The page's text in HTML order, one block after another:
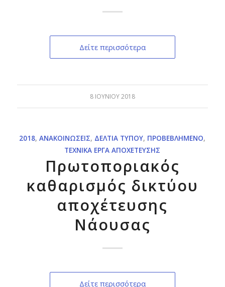
Δείτε περισσότερα
8 ΙΟΥΝΊΟΥ 2018
2018,ΑΝΑΚΟΙΝΏΣΕΙΣ, ΔΕΛΤΊΑ ΤΎΠΟΥ, ΠΡΟΒΕΒΛΗΜΈΝΟ,
ΤΕΧΝΙΚΆ ΈΡΓΑ ΑΠΟΧΈΤΕΥΣΗΣ
Πρωτοποριακός
καθαρισμός δικτύου
αποχέτευσης
Νάουσας
Δείτε περισσότερα